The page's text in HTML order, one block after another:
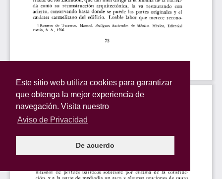
Este sitio web utiliza cookies para garantizar
que obtenga la mejor experiencia de
navegación. Visita nuestro
Aviso de Privacidad
De acuerdo